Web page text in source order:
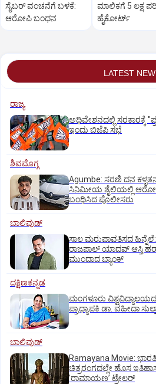
ಸೈಬರ್ ವಂಚನೆಗೆ ಬಳಕೆ:
ಆರೋಪಿ ಬಂಧನ
ಮಾಲಿಕಗೆ 5 ಲಕ್ಷ
ಹೈಕೋರ್ಟ್
LATEST
ರಾಜ್ಯ
ಅಧಿವೇಶನದಲ್ಲಿ ಸರಕಾರಕ್ಕೆ
ಇಂದು ಬಿಜೆಪಿ ಸಭೆ
ಶಿವಮೊಗ್ಗ
Agumbe: ಸರಣಿ ದನ
ಸಿನಿಮೀಯ ಶೈಲಿಯಲ್ಲಿ
ಬಂಧಿಸಿದ ಪೊಲೀಸರು
ಬಾಲಿವುಡ್‌
ಸಾಲ ಮರುಪಾವತಿಸದ
ರಾಜಪಾಲ್ ಯಾದವ್‌ ಆಸ್ತಿ
ಮುಂದಾದ ಬ್ಯಾಂಕ್
ದಕ್ಷಿಣಕನ್ನಡ
ಮಂಗಳೂರು ವಿಶ್ವವಿದ್ಯಾಲಯದ
ಪ್ರಾಧ್ಯಾಪಕಿ ಡಾ. ವಹೀದಾ
ಬಾಲಿವುಡ್‌
Ramayana Movie:
ಚಿತ್ರರಂಗದಲ್ಲೇ ಹೊಸ
ʼರಾಮಾಯಣʼ ಟ್ರೇಲರ್